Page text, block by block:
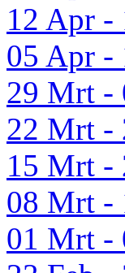
12 Apr -
05 Apr -
29 Mrt -
22 Mrt -
15 Mrt -
08 Mrt -
01 Mrt -